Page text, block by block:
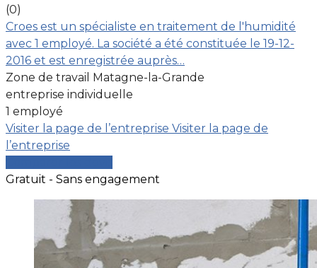
(0)
Croes est un spécialiste en traitement de l'humidité
avec 1 employé. La société a été constituée le 19-12-
2016 et est enregistrée auprès…
Zone de travail Matagne-la-Grande
entreprise individuelle
1 employé
Visiter la page de l’entreprise Visiter la page de
l’entreprise
Gratuit - Sans engagement